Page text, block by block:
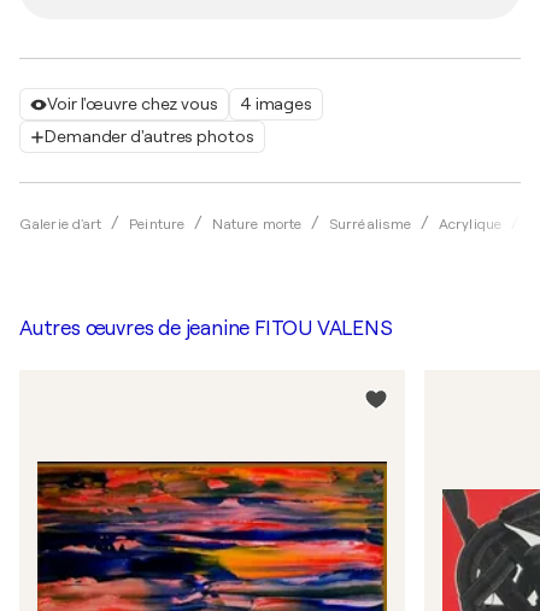
Voir l'œuvre chez vous
4 images
Demander d'autres photos
Galerie d'art Peinture Nature morte Surréalisme Acrylique
Autres œuvres de jeanine FITOU VALENS